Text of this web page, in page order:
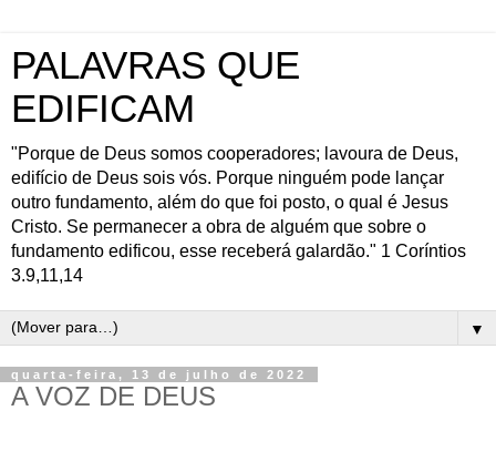
PALAVRAS QUE
EDIFICAM
"Porque de Deus somos cooperadores; lavoura de Deus,
edifício de Deus sois vós. Porque ninguém pode lançar
outro fundamento, além do que foi posto, o qual é Jesus
Cristo. Se permanecer a obra de alguém que sobre o
fundamento edificou, esse receberá galardão." 1 Coríntios
3.9,11,14
▼
quarta-feira, 13 de julho de 2022
A VOZ DE DEUS